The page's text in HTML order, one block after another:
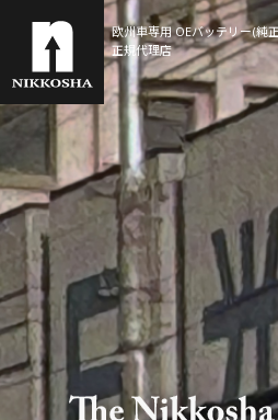
欧州車専用 OEバッテリー(純
正規代理店
製品ラインナップ
取扱製品一覧
VARTA
MOLL
Banner
大型トラック／産業用・農機・建
米国車・マリン・その他
お知らせ
会社概要
History
バッテリー通信
お問い合わせ
サイトマップ